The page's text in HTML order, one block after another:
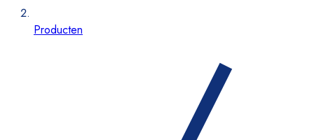
Producten